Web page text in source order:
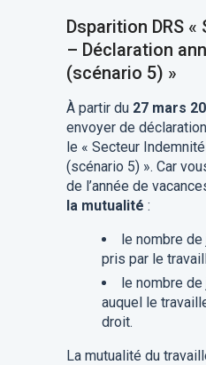
Dsparition DRS
– Déclaration
(scénario 5) »
À partir du 27 mars
envoyer de
le « Secteur
(scénario 5) ». Car
de l’année de
la mutualité :
le nombre
pris par le
le nombre
auquel le
droit.
La mutualité du